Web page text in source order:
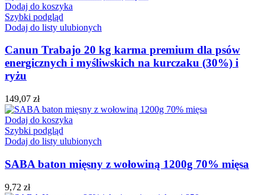
Dodaj do koszyka
Szybki podgląd
Dodaj do listy ulubionych
Canun Trabajo 20 kg karma premium dla psów
energicznych i myśliwskich na kurczaku (30%) i
ryżu
149,07 zł
Dodaj do koszyka
Szybki podgląd
Dodaj do listy ulubionych
SABA baton mięsny z wołowiną 1200g 70% mięsa
9,72 zł